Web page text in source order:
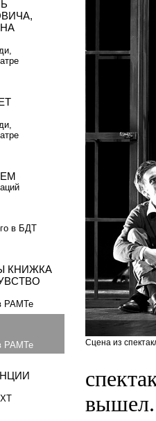
Сцена из
вышел.
в БДТ
КНИЖКА
РАМТе
РАМТе